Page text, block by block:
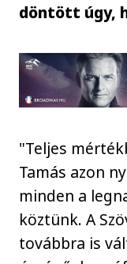
döntött úgy,
"Teljes
Tamás azon
minden a
köztünk. A
továbbra is